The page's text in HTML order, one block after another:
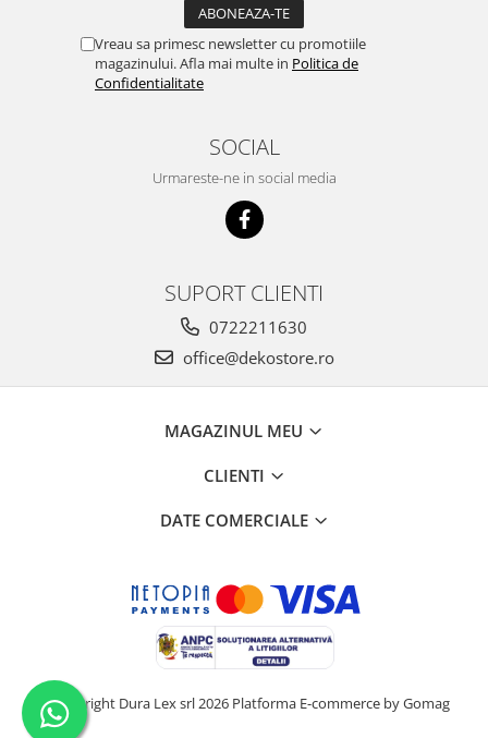
Vreau sa primesc newsletter cu promotiile
magazinului. Afla mai multe in Politica de
Confidentialitate
SOCIAL
Urmareste-ne in social media
SUPORT CLIENTI
0722211630
office@dekostore.ro
MAGAZINUL MEU
CLIENTI
DATE COMERCIALE
©Copyright Dura Lex srl 2026 Platforma E-commerce by Gomag